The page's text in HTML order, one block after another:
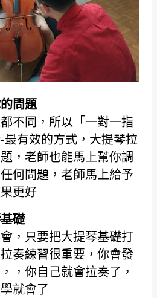
問題
不同，所以「一對一指
最有效的方式，大提琴拉
，老師也能馬上幫你調
何問題，老師馬上給予
更好
礎
，只要把大提琴基礎打
奏練習很重要，你會發
，你自己就會拉奏了，
就會了